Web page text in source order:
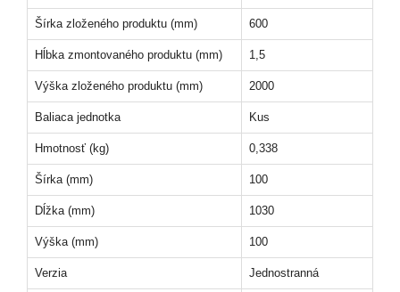
Šírka zloženého produktu (mm) 600
Hĺbka zmontovaného produktu (mm) 1,5
Výška zloženého produktu (mm) 2000
Baliaca jednotka Kus
Hmotnosť (kg) 0,338
Šírka (mm) 100
Dĺžka (mm) 1030
Výška (mm) 100
Verzia Jednostranná